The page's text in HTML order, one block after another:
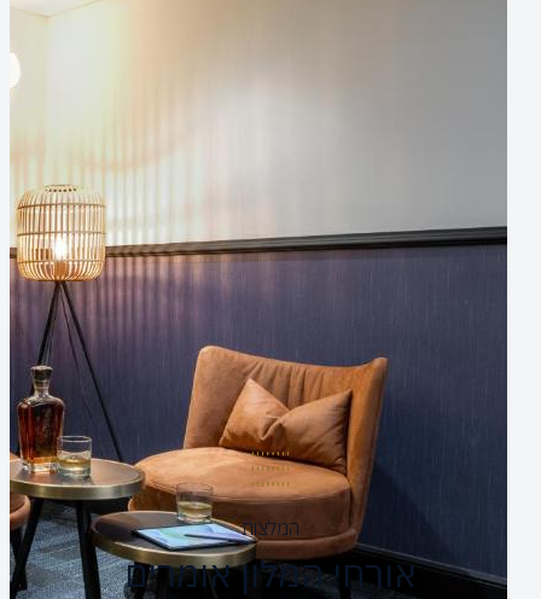
המלצות
אורחי המלון אומרים